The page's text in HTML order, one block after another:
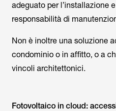
adeguato per l’installazione
responsabilità di
Non è inoltre una soluzione
condominio o in affitto, o a
vincoli architettonici.
Fotovoltaico in cloud: